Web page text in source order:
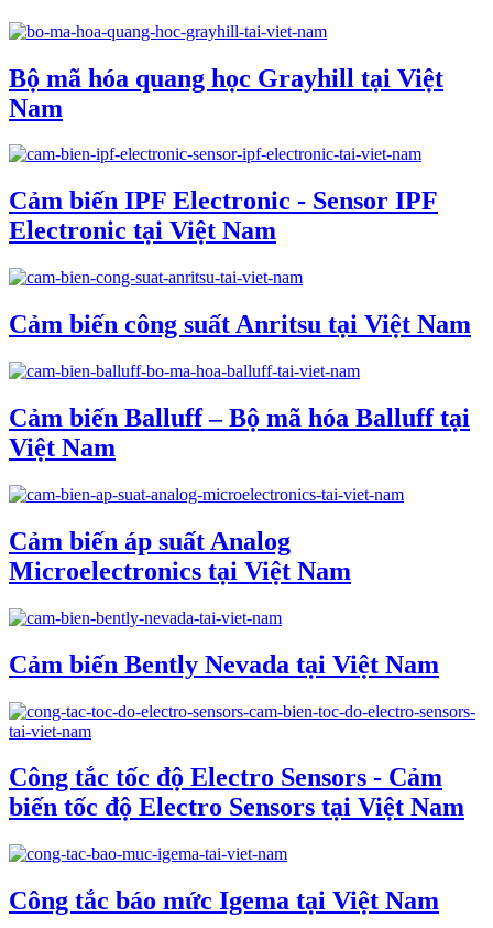
Bộ mã hóa quang học Grayhill tại Việt
Nam
Cảm biến IPF Electronic - Sensor IPF
Electronic tại Việt Nam
Cảm biến công suất Anritsu tại Việt Nam
Cảm biến Balluff – Bộ mã hóa Balluff tại
Việt Nam
Cảm biến áp suất Analog
Microelectronics tại Việt Nam
Cảm biến Bently Nevada tại Việt Nam
Công tắc tốc độ Electro Sensors - Cảm
biến tốc độ Electro Sensors tại Việt Nam
Công tắc báo mức Igema tại Việt Nam